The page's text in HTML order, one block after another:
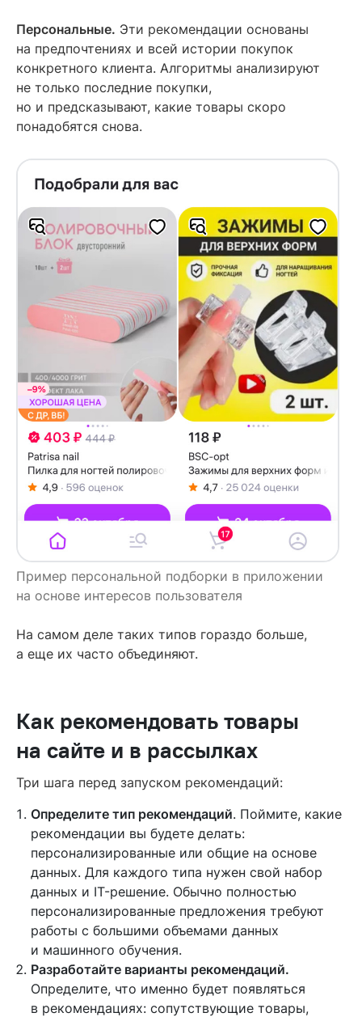
Персональные. Эти рекомендации основаны
на предпочтениях и всей истории покупок
конкретного клиента. Алгоритмы анализируют
не только последние покупки,
но и предсказывают, какие товары скоро
понадобятся снова.
Пример персональной подборки в приложении
на основе интересов пользователя
На самом деле таких типов гораздо больше,
а еще их часто объединяют.
Как рекомендовать товары
на сайте и в рассылках
Три шага перед запуском рекомендаций:
Определите тип рекомендаций. Поймите, какие
рекомендации вы будете делать:
персонализированные или общие на основе
данных. Для каждого типа нужен свой набор
данных и IT-решение. Обычно полностью
персонализированные предложения требуют
работы с большими объемами данных
и машинного обучения.
Разработайте варианты рекомендаций.
Определите, что именно будет появляться
в рекомендациях: сопутствующие товары,